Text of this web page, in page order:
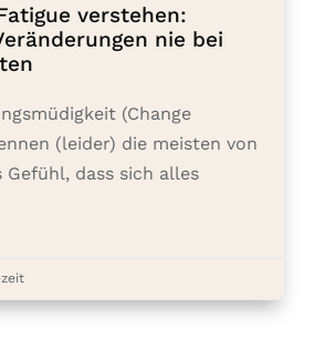
verstehen:
nie bei
(Change
(leider) die meisten von
dass sich alles